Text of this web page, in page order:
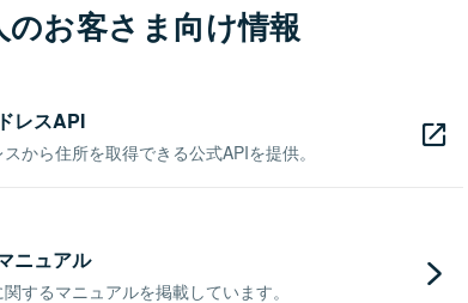
お客さま向け情報
レスAPI
から住所を取得できる公式APIを提供。
ニュアル
するマニュアルを掲載しています。